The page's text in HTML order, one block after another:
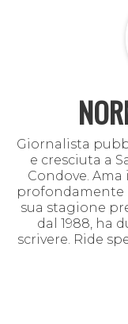
Giornalista
e cresciuta a
Condove. Ama
profondamente
sua stagione
dal 1988, ha
scrivere. Ride